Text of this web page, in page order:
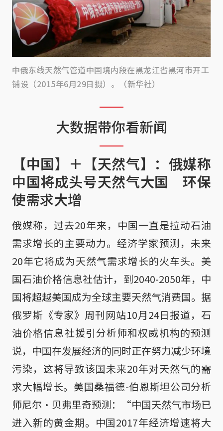
中俄东线天然气管道中国境内段在黑龙江省黑河市开工
铺设（2015年6月29日摄）。（新华社）
大数据带你看新闻
【中国】＋【天然气】：俄媒称
中国将成头号天然气大国 环保
使需求大增
俄媒称，过去20年来，中国一直是拉动石油
需求增长的主要动力。经济学家预测，未来
20年它将成为天然气需求增长的火车头。美
国石油价格信息社估计，到2040-2050年，中
国将超越美国成为全球主要天然气消费国。据
俄罗斯《专家》周刊网站10月24日报道，石
油价格信息社援引分析师和权威机构的预测
说，中国在发展经济的同时正在努力减少环境
污染，这将导致该国未来20年对天然气的需
求大幅增长。美国桑福德-伯恩斯坦公司分析
师尼尔·贝弗里奇预测：“中国天然气市场已
进入新的黄金期。中国2017年经济增速将大